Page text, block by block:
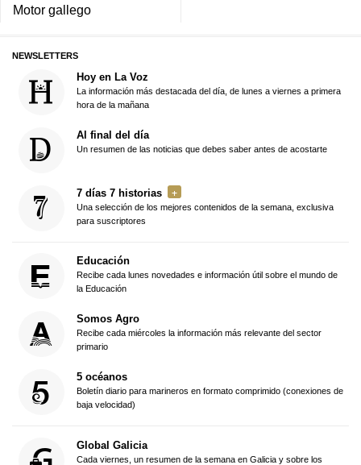
Motor gallego
NEWSLETTERS
Hoy en La Voz
La información más destacada del día, de lunes a viernes a primera
hora de la mañana
Al final del día
Un resumen de las noticias que debes saber antes de acostarte
7 días 7 historias
Una selección de los mejores contenidos de la semana, exclusiva
para suscriptores
Educación
Recibe cada lunes novedades e información útil sobre el mundo de
la Educación
Somos Agro
Recibe cada miércoles la información más relevante del sector
primario
5 océanos
Boletín diario para marineros en formato comprimido (conexiones de
baja velocidad)
Global Galicia
Cada viernes, un resumen de la semana en Galicia y sobre los